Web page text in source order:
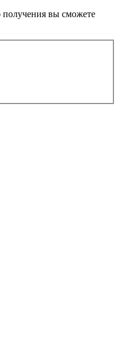
получения вы сможете